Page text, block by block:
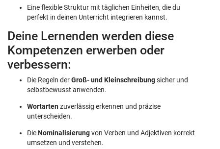
Eine flexible Struktur mit täglichen Einheiten, die du
perfekt in deinen Unterricht integrieren kannst.
Deine Lernenden werden diese
Kompetenzen erwerben oder
verbessern:
Die Regeln derGroß- und Kleinschreibungsicher und
selbstbewusst anwenden.
Wortartenzuverlässig erkennen und präzise
unterscheiden.
DieNominalisierungvon Verben und Adjektiven korrekt
umsetzen und verstehen.